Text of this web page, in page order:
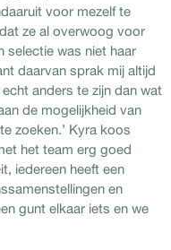
voor mezelf te
ze al overwoog voor
selectie was niet haar
daarvan sprak mij altijd
anders te zijn dan wat
de mogelijkheid van
zoeken.’ Kyra koos
het team erg goed
iedereen heeft een
en
gunt elkaar iets en we